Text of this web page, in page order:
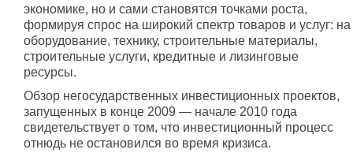
экономике, но и сами становятся точками роста,
формируя спрос на широкий спектр товаров и услуг: на
оборудование, технику, строительные материалы,
строительные услуги, кредитные и лизинговые
ресурсы.
Обзор негосударственных инвестиционных проектов,
запущенных в конце 2009 — начале 2010 года
свидетельствует о том, что инвестиционный процесс
отнюдь не остановился во время кризиса.